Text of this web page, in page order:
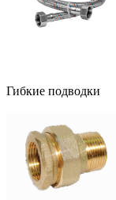
Гибкие подводки